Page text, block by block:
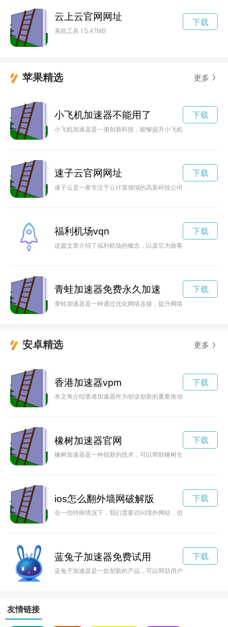
云上云官网网址
系统工具 5.47MB
下载
苹果精选 更多
小飞机加速器不能用了
小飞机加速器是一项创新科技，能够提升小飞机的速度和性能，
下载
速子云官网网址
速子云是一家专注于云计算领域的高新科技公司，致力于为客
下载
福利机场vqn
这篇文章介绍了福利机场的概念，以及它为旅客提供的贴心关怀
下载
青蛙加速器免费永久加速
青蛙加速器是一种通过优化网络连接，提升网络速度的设备。
下载
安卓精选 更多
香港加速器vpm
本文将介绍香港加速器作为创业创新的重要推动力，旨在鼓励
下载
橡树加速器官网
橡树加速器是一种创新的技术，可以帮助橡树生长更加迅速，
下载
ios怎么翻外墙网破解版
在一些特殊情况下，我们需要访问境外网站，但iOS系统自带
下载
蓝兔子加速器免费试用
蓝兔子加速器是一款创新的产品，可以帮助用户提升工作效率
下载
友情链接